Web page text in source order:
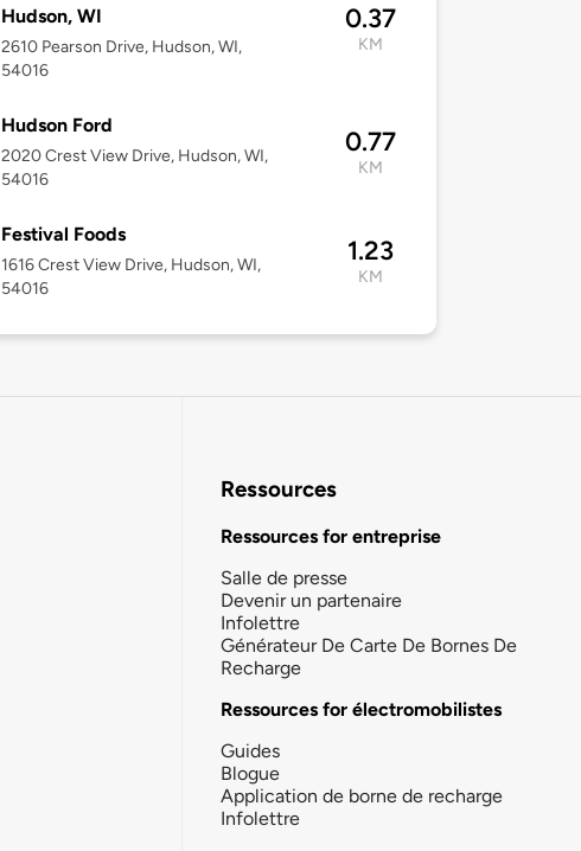
Hudson, WI
2610 Pearson Drive, Hudson, WI,
54016
0.37
KM
Hudson Ford
2020 Crest View Drive, Hudson, WI,
54016
0.77
KM
Festival Foods
1616 Crest View Drive, Hudson, WI,
54016
1.23
KM
Ressources
Ressources for entreprise
Salle de presse
Devenir un partenaire
Infolettre
Générateur De Carte De Bornes De
Recharge
Ressources for électromobilistes
Guides
Blogue
Application de borne de recharge
Infolettre